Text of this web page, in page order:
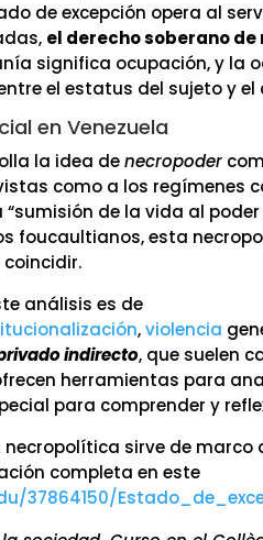
de excepción opera al
el derecho soberano
significa ocupación, y la
el estatus del sujeto y
en Venezuela
la idea denecropoder
como a los regímenes
“sumisión de la vida al
foucaultianos, esta
análisis es de
,violencia
indirecto, que suelen
herramientas para
para comprender y
sirve de marco
completa en este
37864150/